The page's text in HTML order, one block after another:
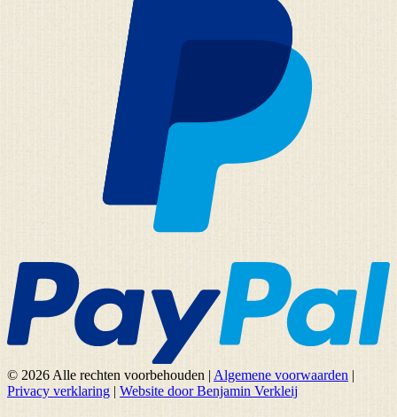
© 2026 Alle rechten voorbehouden | Algemene voorwaarden |
Privacy verklaring | Website door Benjamin Verkleij